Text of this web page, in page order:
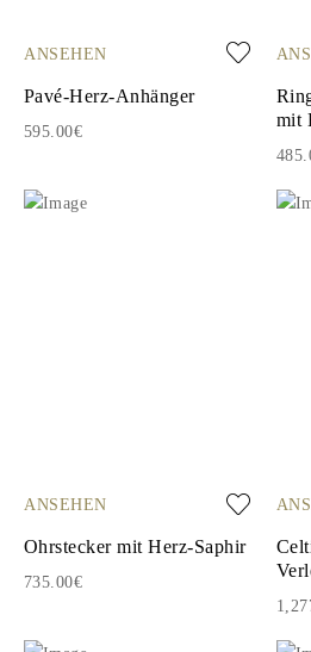
ANSEHEN
Pavé-Herz-Anhänger
595.00€
mit
ANSEHEN
Ohrstecker mit Herz-Saphir
735.00€